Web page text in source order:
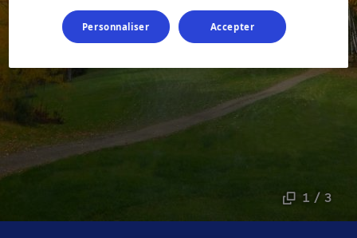
1 / 3
Personnaliser Accepter